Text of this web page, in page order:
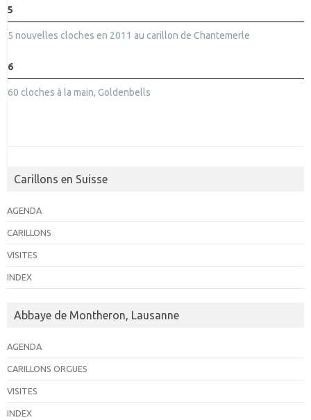
5
5 nouvelles cloches en 2011 au carillon de Chantemerle
6
60 cloches à la main, Goldenbells
Carillons en Suisse
AGENDA
CARILLONS
VISITES
INDEX
Abbaye de Montheron, Lausanne
AGENDA
CARILLONS ORGUES
VISITES
INDEX